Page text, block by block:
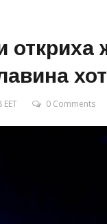
0 Comments